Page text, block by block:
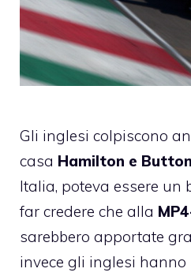
Gli inglesi colpiscono
casa Hamilton e Button
Italia, poteva essere un
far credere che alla
sarebbero apportate
invece gli inglesi